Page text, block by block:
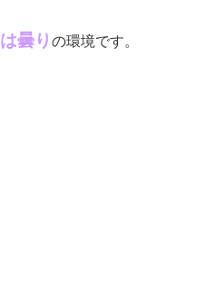
曇り の環境です。